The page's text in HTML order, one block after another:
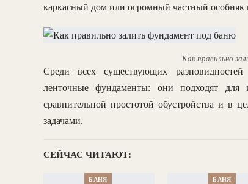
каркасный дом или огромный частный особняк
Как правильно
Среди всех существующих
ленточные фундаменты: они подходят для
сравнительной простотой обустройства и в
задачами.
СЕЙЧАС ЧИТАЮТ:
БАНЯ БАНЯ